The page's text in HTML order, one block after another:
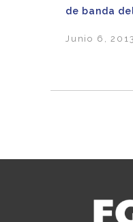
de banda
Junio 6, 2013